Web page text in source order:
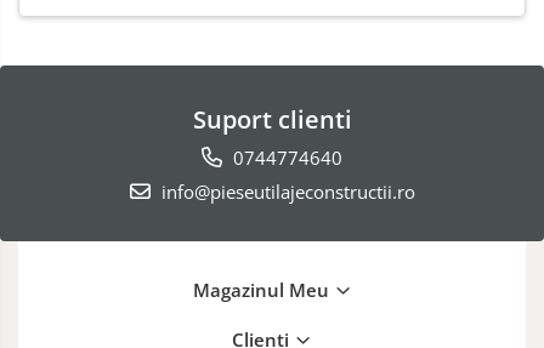
Suport clienti
0744774640
info@pieseutilajeconstructii.ro
Magazinul Meu
Clienti